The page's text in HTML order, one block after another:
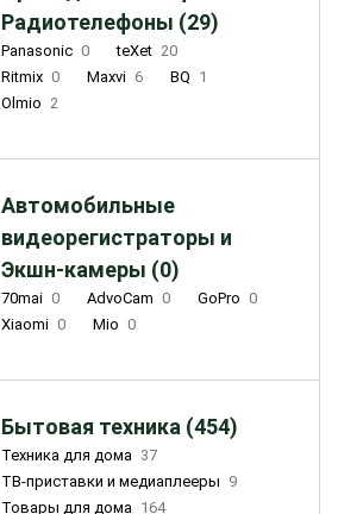
Радиотелефоны (29)
Panasonic 0 teXet 20
Ritmix 0 Maxvi 6 BQ 1
Olmio 2
Автомобильные
видеорегистраторы и
Экшн-камеры (0)
70mai 0 AdvoCam 0 GoPro 0
Xiaomi 0 Mio 0
Бытовая техника (454)
Техника для дома 37
ТВ-приставки и медиаплееры 9
Товары для дома 164